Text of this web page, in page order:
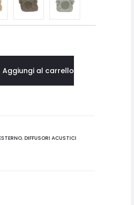
Aggiungi al carrello
,DIFFUSORI ACUSTICI